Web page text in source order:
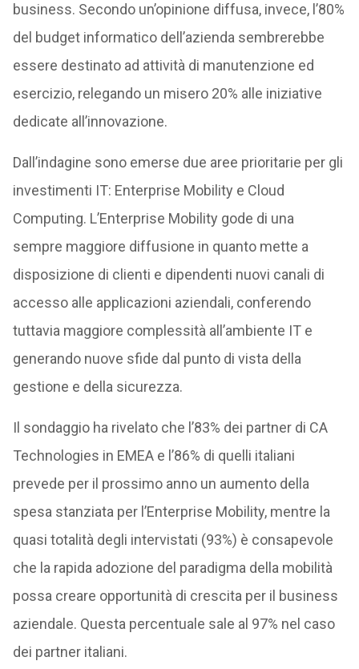
business. Secondo un’opinione diffusa, invece, l’80%
del budget informatico dell’azienda sembrerebbe
essere destinato ad attività di manutenzione ed
esercizio, relegando un misero 20% alle iniziative
dedicate all’innovazione.
Dall’indagine sono emerse due aree prioritarie per gli
investimenti IT: Enterprise Mobility e Cloud
Computing. L’Enterprise Mobility gode di una
sempre maggiore diffusione in quanto mette a
disposizione di clienti e dipendenti nuovi canali di
accesso alle applicazioni aziendali, conferendo
tuttavia maggiore complessità all’ambiente IT e
generando nuove sfide dal punto di vista della
gestione e della sicurezza.
Il sondaggio ha rivelato che l’83% dei partner di CA
Technologies in EMEA e l’86% di quelli italiani
prevede per il prossimo anno un aumento della
spesa stanziata per l’Enterprise Mobility, mentre la
quasi totalità degli intervistati (93%) è consapevole
che la rapida adozione del paradigma della mobilità
possa creare opportunità di crescita per il business
aziendale. Questa percentuale sale al 97% nel caso
dei partner italiani.